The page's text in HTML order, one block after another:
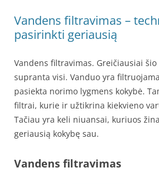
Vandens filtravimas –
pasirinkti geriausią
Vandens filtravimas. Greičiausiai
supranta visi. Vanduo yra
pasiekta norimo lygmens kokybė.
filtrai, kurie ir užtikrina kiekvieno
Tačiau yra keli niuansai, kuriuos
geriausią kokybę sau.
Vandens filtravimas